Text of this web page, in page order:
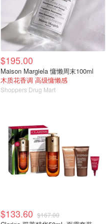
$195.00
Maison Margiela 慵懒周末100ml
木质花香调 高级慵懒感
Shoppers Drug Mart
$133.60 $167.00